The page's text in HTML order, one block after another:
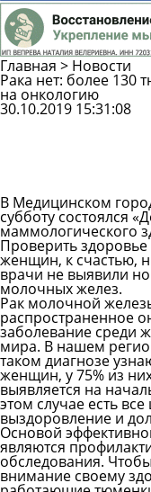
Главная > Новости
Рака нет: более 130
на онкологию
30.10.2019 15:31:08
В Медицинском
субботу состоялся
маммологического
Проверить
женщин, к счастью,
врачи не выявили
молочных желез.
Рак молочной
распространенное
заболевание среди
мира. В нашем
таком диагнозе
женщин, у 75% из
выявляется на
этом случае есть
выздоровление и
Основой
являются
обследования.
внимание своему